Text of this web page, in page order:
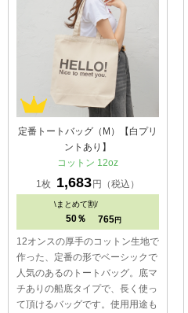
定番トートバッグ（M）【白プリ
ントあり】
コットン 12oz
1枚
1,683円（税込）
\まとめて割/
50％ 765 円
12オンスの厚手のコットン生地で
作った、定番の形でベーシックで
人気のあるのトートバッグ。底マ
チありの船底タイプで、長く使っ
て頂けるバッグです。使用用途も